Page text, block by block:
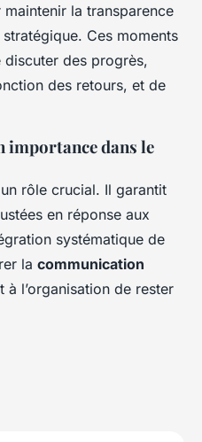
la transparence
Ces moments
discuter des progrès,
des retours, et de
importance dans le
rôle crucial. Il garantit
en réponse aux
systématique de
la communication
à l’organisation de rester